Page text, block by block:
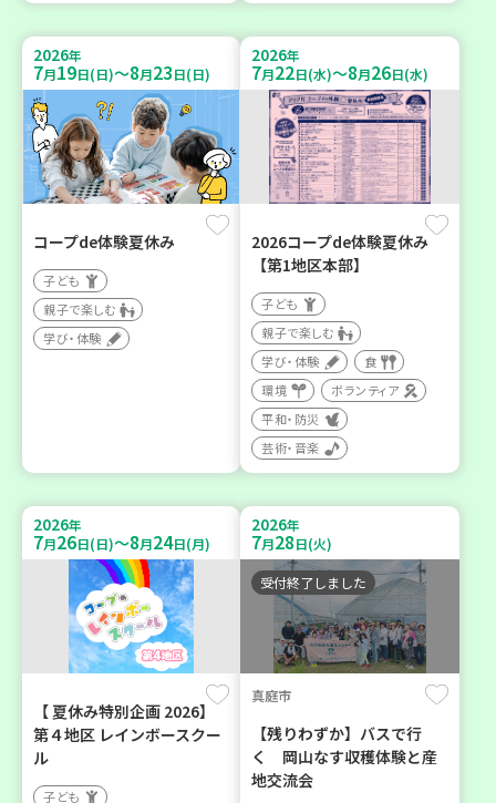
2026年
7月19日(日)～8月23日(日)
コープde体験夏休み
子ども
親子で楽しむ
学び・体験
2026年
7月22日(水)～8月26日(水)
2026コープde体験夏休み
【第1地区本部】
子ども
親子で楽しむ
学び・体験
食
環境
ボランティア
平和・防災
芸術・音楽
2026年
7月26日(日)～8月24日(月)
【 夏休み特別企画 2026】
第４地区 レインボースクー
ル
子ども
2026年
7月28日(火)
受付終了しました
真庭市
【残りわずか】バスで行
く 岡山なす収穫体験と産
地交流会